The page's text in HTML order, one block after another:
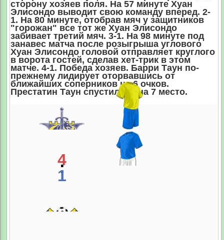
сторону хозяев поля. На 57 минуте Хуан
Элисондо выводит свою команду вперед. 2-
1. На 80 минуте, отобрав мяч у защитников
"горожан" все тот же Хуан Элисондо
забивает третий мяч. 3-1. На 98 минуте под
занавес матча после розыгрыша углового
Хуан Элисондо головой отправляет круглого
в ворота гостей, сделав хет-трик в этом
матче. 4-1. Победа хозяев. Барри Таун по-
прежнему лидирует оторвавшись от
ближайших соперников на 6 очков.
Престатин Таун спустились на 7 место.
4
:
1